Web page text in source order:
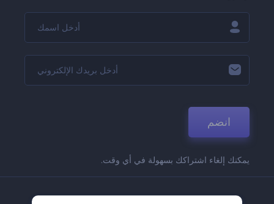
انضم
يمكنك إلغاء اشتراكك بسهولة في أي وقت.